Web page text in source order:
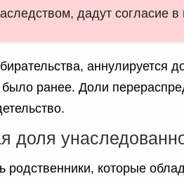
дадут согласие
аннулируется
было ранее. Доли
доля
родственники, которые